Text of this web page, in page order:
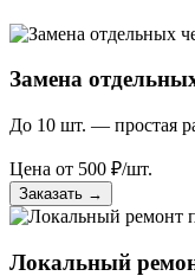
Замена
До 10 шт. — простая
Цена от 500 ₽/шт.
Заказать →
Локальный